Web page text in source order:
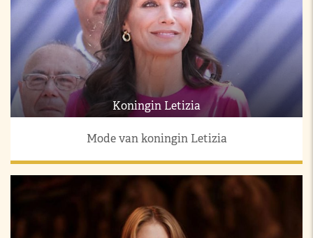
Koningin Letizia
Mode van koningin Letizia